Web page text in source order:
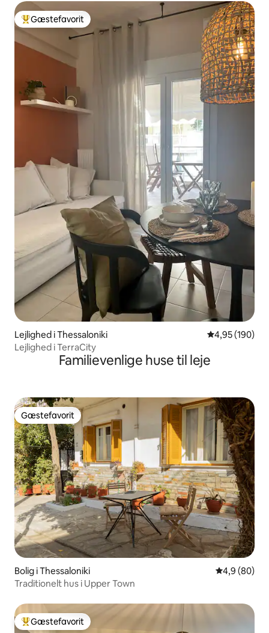
Bedste gæstefavorit
Gæstefavorit
Lejlighed i Thessaloniki 4,95 ud af 5 i
4,95 (190)
Lejlighed i TerraCity
Familievenlige huse til leje
Gæstefavorit
Gæstefavorit
Bolig i Thessaloniki 4,9 ud af 5 i
4,9 (80)
Traditionelt hus i Upper Town
Bedste gæstefavorit
Gæstefavorit